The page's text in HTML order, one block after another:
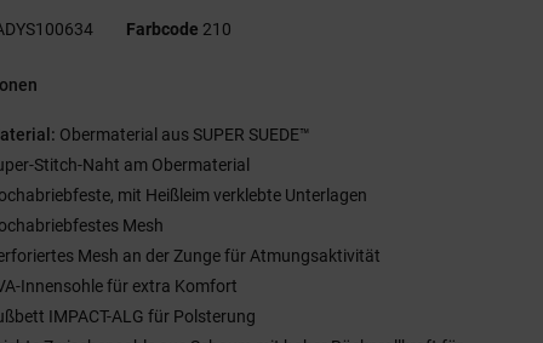
Farbcode 210
Obermaterial aus SUPER SUEDE™
Stitch-Naht am Obermaterial
mit Heißleim verklebte Unterlagen
Mesh
Mesh an der Zunge für Atmungsaktivität
Innensohle für extra Komfort
IMPACT-ALG für Polsterung